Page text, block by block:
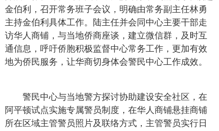
金伯利，召开常务班子会议，明确由常务副主任林勇
主持金伯利具体工作。陆主任并会同中心主要干部走
访华人商铺，与当地侨商座谈，建立微信群，及时互
通信息，呼吁侨胞积极监督中心常务工作，更加有效
地为侨民服务，让华商切身体会警民中心工作成效。
警民中心与当地警方探讨协助建设安全社区，在
阿平顿试点实施专属警员制度，在华人商铺悬挂商铺
所在区域主管警员照片及联络方式，主管警员实行日